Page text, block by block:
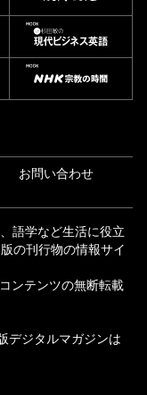
お問い合わせ
語学など生活に役立
の刊行物の情報サイ
ンテンツの無断転載
デジタルマガジンは